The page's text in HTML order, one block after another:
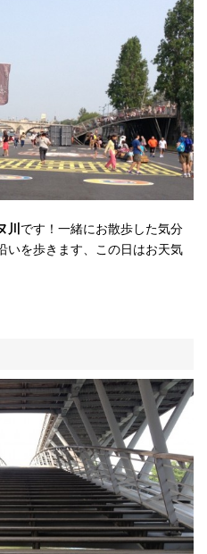
川 です！一緒にお散歩した気分
いを歩きます、この日はお天気